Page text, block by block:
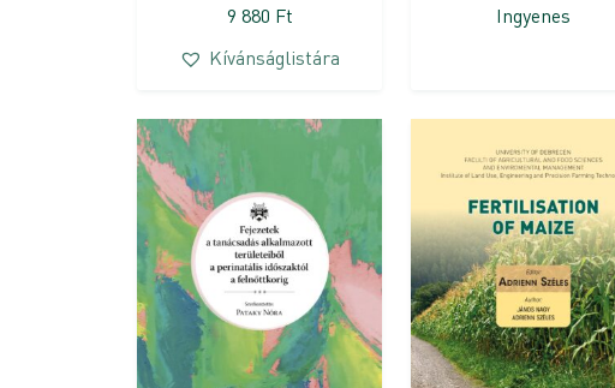
9 880 Ft
Kívánságlistára
Ingyenes